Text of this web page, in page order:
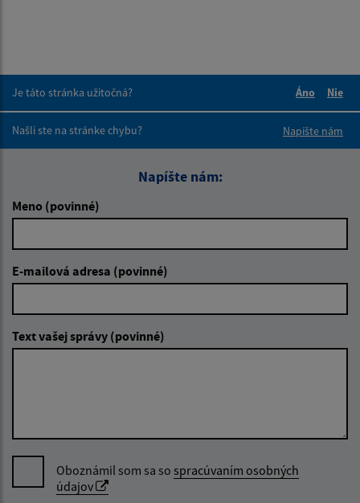
Je táto stránka užitočná?
Áno
Nie
Našli ste na stránke chybu?
Napíšte nám
Napíšte nám:
Meno (povinné)
E-mailová adresa (povinné)
Text vašej správy (povinné)
Oboznámil som sa so spracúvaním osobných
údajov